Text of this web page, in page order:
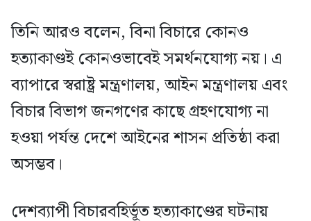
তিনি আরও বলেন, বিনা বিচারে কোনও
হত্যাকাণ্ডই কোনওভাবেই সমর্থনযোগ্য নয়। এ
ব্যাপারে স্বরাষ্ট্র মন্ত্রণালয়, আইন মন্ত্রণালয় এবং
বিচার বিভাগ জনগণের কাছে গ্রহণযোগ্য না
হওয়া পর্যন্ত দেশে আইনের শাসন প্রতিষ্ঠা করা
অসম্ভব।
দেশব্যাপী বিচারবহির্ভূত হত্যাকাণ্ডের ঘটনায়